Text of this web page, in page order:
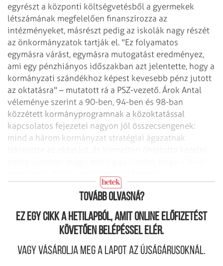
egyrészt a központi költségvetésből a gyermekek
létszámának megfelelően finanszírozza az
intézményeket, másrészt pedig az iskolák nagy részét
az önkormányzatok tartják el. "Ez folyamatos
egymásra várást, egymásra mutogatást eredményez,
ami egy pénzhiányos időszakban azt jelentette, hogy a
kormányzati szándékhoz képest kevesebb pénz jutott
az oktatásra" – mutatott rá a PSZ-vezető. Árok Antal
véleménye szerint a 90-ben, 94-ben és 98-ban
közzétett kormányprogramnak a közoktatással
kapcsolatos fejezetei nagyon jól összecsengenek:
mind a három kormányzat stratégiai ágazatnak
fontosabbnak.
Tovább olvasná?
Ez egy cikk a hetilapból, amit online előfizetést
követően belépéssel elér.
Vagy vásárolja meg a lapot az újságárusoknál.